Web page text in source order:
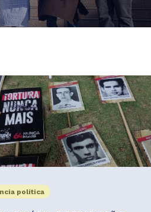
política